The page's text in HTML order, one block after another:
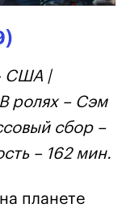
США |
ролях – Сэм
сбор –
– 162 мин.
планете